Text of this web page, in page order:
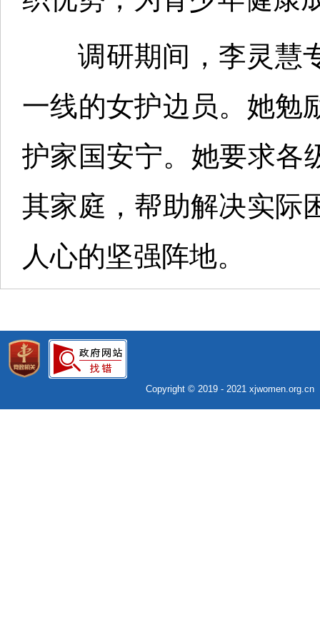
调研期间，李灵慧专
一线的女护边员。她勉
护家国安宁。她要求各
其家庭，帮助解决实际
人心的坚强阵地。
Copyright © 2019 - 2021